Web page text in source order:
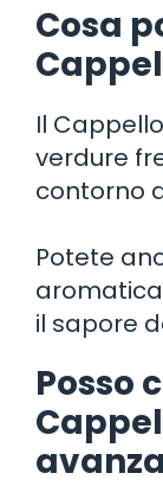
Cosa
Il
verdure
contorno
Potete
il sapore
Posso